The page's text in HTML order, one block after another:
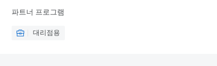
파트너 프로그램
대리점용